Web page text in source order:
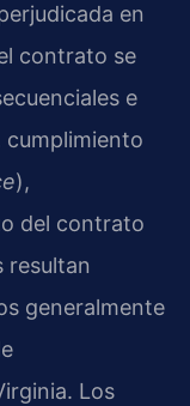
en
contrato se
e
cumplimiento
),
del contrato
resultan
generalmente
Los